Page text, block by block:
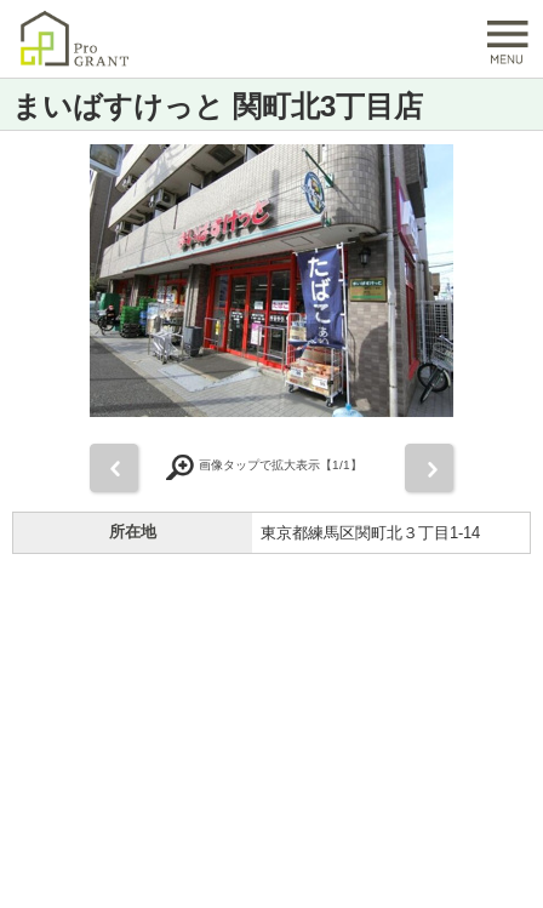
まいばすけっと 関町北3丁目店
画像タップで拡大表示【1/1】
所在地 東京都練馬区関町北３丁目1-14